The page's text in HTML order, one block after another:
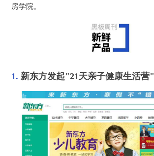
房学院。
1. 新东方发起"21天亲子健康生活营"